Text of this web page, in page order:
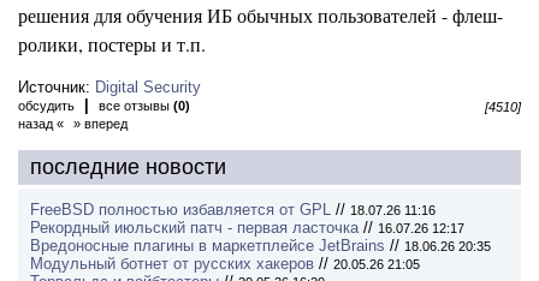
решения для обучения ИБ обычных пользователей - флеш-
ролики, постеры и т.п.
Источник: Digital Security
обсудить все отзывы (0)
[4510]
назад «
» вперед
последние новости
FreeBSD полностью избавляется от GPL // 18.07.26 11:16
Рекордный июльский патч - первая ласточка// 16.07.26 12:17
Вредоносные плагины в маркетплейсе JetBrains // 18.06.26 20:35
Модульный ботнет от русских хакеров // 20.05.26 21:05